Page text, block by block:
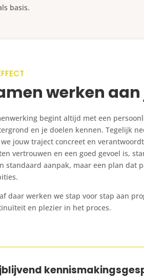
basis.
werken
begint altijd met een
en je doelen kennen. Tegelijk
we jouw traject concreet en
vertrouwen en een goed gevoel is,
standaard aanpak, maar een plan dat
daar werken we stap voor stap aan
en plezier in het proces.